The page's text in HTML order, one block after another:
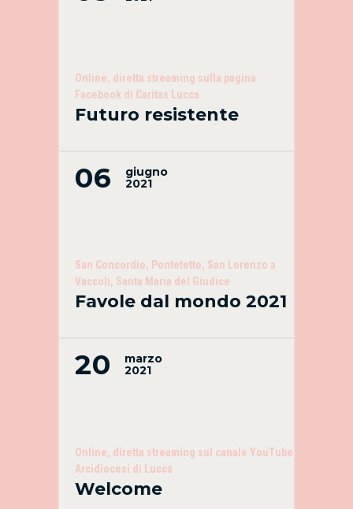
Online, diretta streaming sulla pagina
Facebook di Caritas Lucca
Futuro resistente
06
giugno
2021
San Concordio, Pontetetto, San Lorenzo a
Vaccoli, Santa Maria del Giudice
Favole dal mondo 2021
20
marzo
2021
Online, diretta streaming sul canale YouTube
Arcidiocesi di Lucca
Welcome